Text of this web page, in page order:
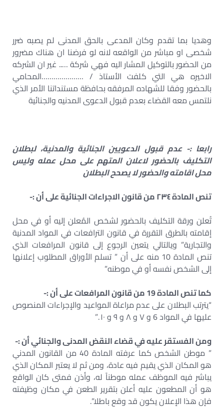
وهديا بما تقدم وكان المدعى بالحق المدنى لم يصبه ضرر
شخصی او مباشر من الواقعه لانه لو فرضنا ان هناك مضرور
من الحضور بالتوكيل المشار اليه فهي شركة ….. غير ان الشركه
الاخيره هي التي كلفت الأستاذ / …………………المحامي
بالحضور وفقا للشهاده المرفقه بحافظة مستنداتنا الأمر الذي
نلتمس معه القضاء بعدم قبول الدعوى المدنيه والجنائية
رابعا :- عدم قبول الدعويين الجنائية والمدنية، لبطلان
التكليف بالحضور لاعلان المتهم على محل عمله وليس
محل اقامته والحضور لا يصحح البطلان
تنص المادة ٢٣٤ من قانون الاجراءات الجنائية على أن :-
تُعلن ورقة التكليف بالحضور لشخص المُعلن إليه أو في محل
إقامته بالطرق التقررة في قانون الترافعات في المواد المدنية
والتجارية” ويالتالي يتعين الرجوع إلى قانون المرافعات الذي
تنص المادة 10 منه على أن ” تسلم الأوراق المطلوب إعلانها
إلى الشخص نفسه أو في موطنه”
كما تنص المادة 19 من قانون المرافعات على أن :-
“يترتب البطلان على عدم مراعاة المواعيد والإجراءات المنصوص
عليها في المواد 6 و ۷ و ۸ و ۹ و ۱۰ .”
ومن الفستقر عليه في قضاء النقض المدنى والجنائي أن :-
” موطن الشخص كما عرفته المادة 40 من القانون المدني
هو المكان الذي يقيم فيه عادة، ومن ثم لا يعتبر المكان الذي
يباشر فيه الموظف عمله موطناً له، وأذن فمتى كان الواقع
هو أن المطعون عليه أعلن بتقرير الطعن في مكان وظيفته
فإن هذا الإعلان يكون قد وقع باطلا”.